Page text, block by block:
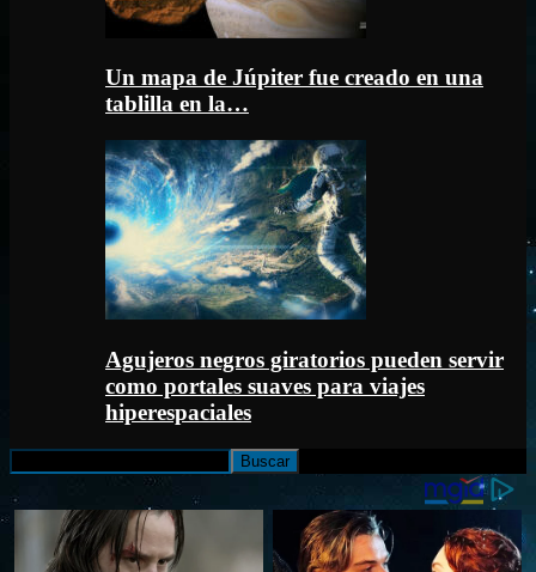
Un mapa de Júpiter fue creado en una
tablilla en la…
Agujeros negros giratorios pueden servir
como portales suaves para viajes
hiperespaciales